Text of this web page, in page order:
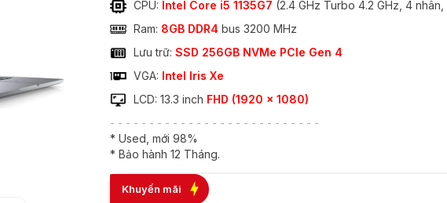
CPU: Intel Core i5 1135G7 (2.4 GHz Turbo 4.2 GHz, 4
Ram: 8GB DDR4 bus 3200 MHz
Lưu trữ:SSD 256GB NVMe PCIe Gen 4
VGA: Intel Iris Xe
LCD: 13.3 inch FHD (1920 x 1080)
- - - - - - - - - - - - - - - - - - - - - - - - - - -
* Used, mới 98%
* Bảo hành 12 Tháng.
Khuyến mãi
Dell Latitude 5320 i5 1135G7 | Intel
Iris Xe | 8GB | 256GB | 13.3inch FHD